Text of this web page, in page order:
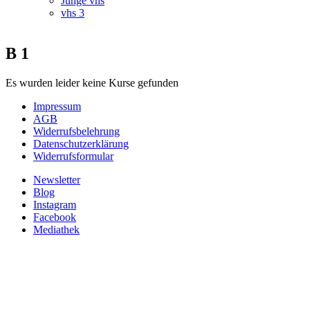
vhs 3
B 1
Es wurden leider keine Kurse gefunden
Impressum
AGB
Widerrufsbelehrung
Datenschutzerklärung
Widerrufsformular
Newsletter
Blog
Instagram
Facebook
Mediathek